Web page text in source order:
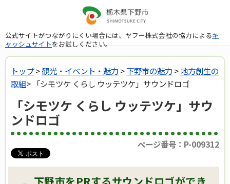
公式サイトがつながりにくい場合には、ヤフー株式会社の協力によるキ
ャッシュサイトをお試しください。
トップ>観光・イベント・魅力 >下野市の魅力 >地方創生の
取組> 「シモツケ くらし ウッテツケ」サウンドロゴ
「シモツケ くらし ウッテツケ」サウ
ンドロゴ
ページ番号：P-009312